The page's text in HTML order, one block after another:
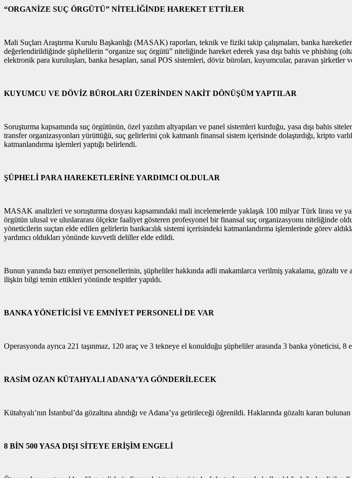
“ORGANİZE SUÇ ÖRGÜTÜ” NİTELİĞİNDE HAREKET ETTİLER
Mali Suçları Araştırma Kurulu Başkanlığı (MASAK) raporları, teknik ve fiziki takip çalışmaları, banka
değerlendirildiğinde şüphelilerin “organize suç örgütü” niteliğinde hareket ederek yasa dışı bahis ve phishing
elektronik para kuruluşları, banka hesapları, sanal POS sistemleri, döviz büroları, kuyumcular, paravan şirketler
KUYUMCU VE DÖVİZ BÜROLARI ÜZERİNDEN NAKİT DÖNÜŞÜM YAPTILAR
Soruşturma kapsamında suç örgütünün, özel yazılım altyapıları ve panel sistemleri kurduğu, yasa dışı bahis
transfer organizasyonları yürüttüğü, suç gelirlerini çok katmanlı finansal sistem içerisinde dolaştırdığı, kripto
katmanlandırma işlemleri yaptığı belirlendi.
ŞÜPHELİ PARA HAREKETLERİNE YARDIMCI OLDULAR
MASAK analizleri ve soruşturma dosyası kapsamındaki mali incelemelerde yaklaşık 100 milyar Türk lirası ve
örgütün ulusal ve uluslararası ölçekte faaliyet gösteren profesyonel bir finansal suç organizasyonu niteliğinde
yöneticilerin suçtan elde edilen gelirlerin bankacılık sistemi içerisindeki katmanlandırma işlemlerinde görev
yardımcı oldukları yönünde kuvvetli deliller elde edildi.
Bunun yanında bazı emniyet personellerinin, şüpheliler hakkında adli makamlarca verilmiş yakalama, gözaltı ve
ilişkin bilgi temin ettikleri yönünde tespitler yapıldı.
BANKA YÖNETİCİSİ VE EMNİYET PERSONELİ DE VAR
Operasyonda ayrıca 221 taşınmaz, 120 araç ve 3 tekneye el konulduğu şüpheliler arasında 3 banka yöneticisi,
RASİM OZAN KÜTAHYALI ADANA’YA GÖNDERİLECEK
Kütahyalı’nın İstanbul’da gözaltına alındığı ve Adana’ya getirileceği öğrenildi. Haklarında gözaltı kararı
8 BİN 500 YASA DIŞI SİTEYE ERİŞİM ENGELİ